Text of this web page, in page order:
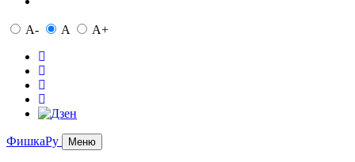
A- A A+
ФишкаРу Меню